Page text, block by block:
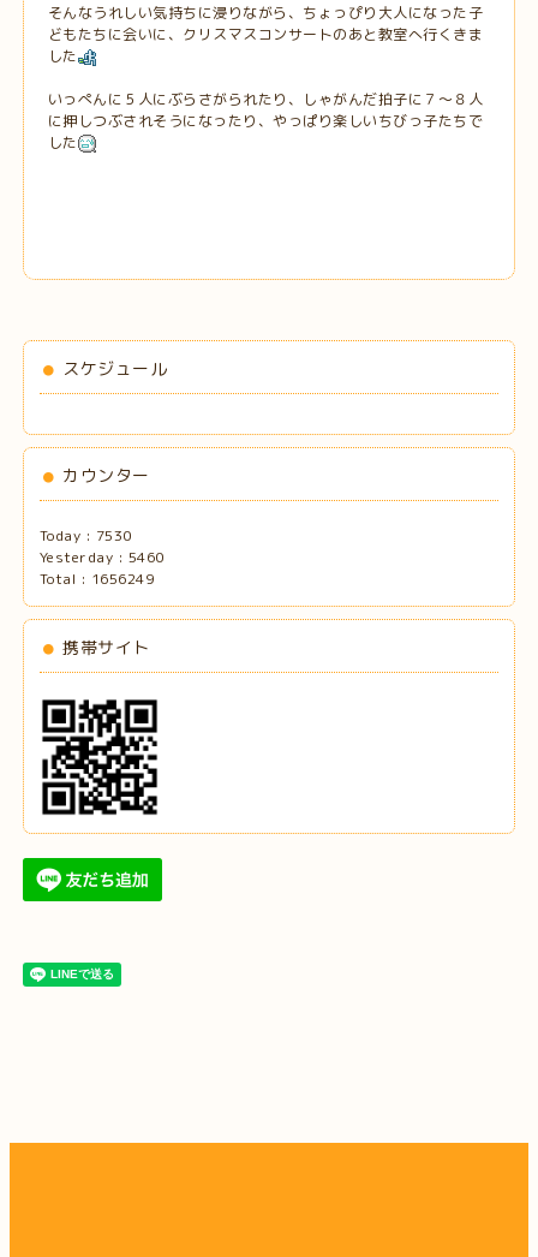
そんなうれしい気持ちに浸りながら、ちょっぴり大人になった子
どもたちに会いに、クリスマスコンサートのあと教室へ行くきま
した
いっぺんに５人にぶらさがられたり、しゃがんだ拍子に７～８人
に押しつぶされそうになったり、やっぱり楽しいちびっ子たちで
した
スケジュール
カウンター
Today : 7530
Yesterday : 5460
Total : 1656249
携帯サイト